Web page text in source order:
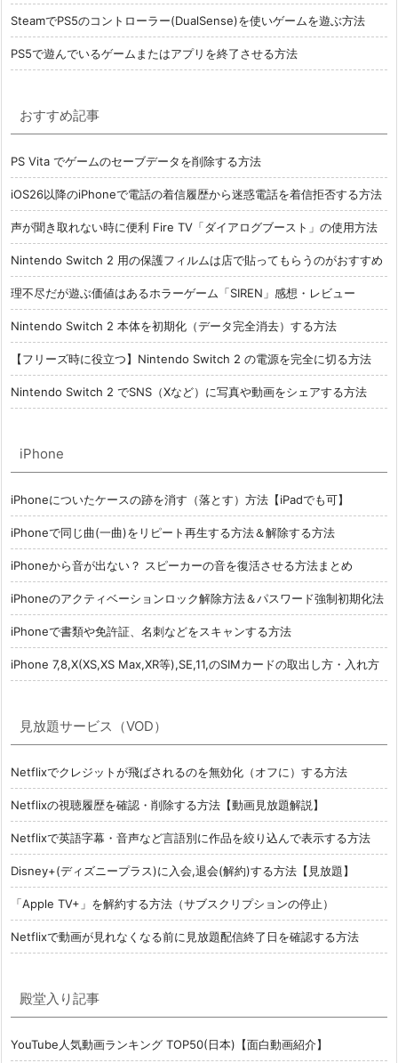
SteamでPS5のコントローラー(DualSense)を使いゲームを遊ぶ方法
PS5で遊んでいるゲームまたはアプリを終了させる方法
おすすめ記事
PS Vita でゲームのセーブデータを削除する方法
iOS26以降のiPhoneで電話の着信履歴から迷惑電話を着信拒否する方法
声が聞き取れない時に便利 Fire TV「ダイアログブースト」の使用方法
Nintendo Switch 2 用の保護フィルムは店で貼ってもらうのがおすすめ
理不尽だが遊ぶ価値はあるホラーゲーム「SIREN」感想・レビュー
Nintendo Switch 2 本体を初期化（データ完全消去）する方法
【フリーズ時に役立つ】Nintendo Switch 2 の電源を完全に切る方法
Nintendo Switch 2 でSNS（Xなど）に写真や動画をシェアする方法
iPhone
iPhoneについたケースの跡を消す（落とす）方法【iPadでも可】
iPhoneで同じ曲(一曲)をリピート再生する方法＆解除する方法
iPhoneから音が出ない？ スピーカーの音を復活させる方法まとめ
iPhoneのアクティベーションロック解除方法＆パスワード強制初期化法
iPhoneで書類や免許証、名刺などをスキャンする方法
iPhone 7,8,X(XS,XS Max,XR等),SE,11,のSIMカードの取出し方・入れ方
見放題サービス（VOD）
Netflixでクレジットが飛ばされるのを無効化（オフに）する方法
Netflixの視聴履歴を確認・削除する方法【動画見放題解説】
Netflixで英語字幕・音声など言語別に作品を絞り込んで表示する方法
Disney+(ディズニープラス)に入会,退会(解約)する方法【見放題】
「Apple TV+」を解約する方法（サブスクリプションの停止）
Netflixで動画が見れなくなる前に見放題配信終了日を確認する方法
殿堂入り記事
YouTube人気動画ランキング TOP50(日本)【面白動画紹介】